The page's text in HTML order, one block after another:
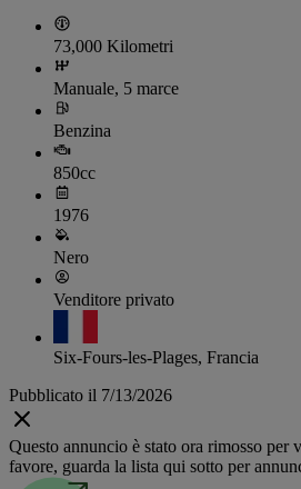
73,000 Kilometri
Manuale, 5 marce
Benzina
850cc
1976
Nero
Venditore privato
Six-Fours-les-Plages, Francia
Pubblicato il 7/13/2026
Questo annuncio è stato ora rimosso per
favore, guarda la lista qui sotto per